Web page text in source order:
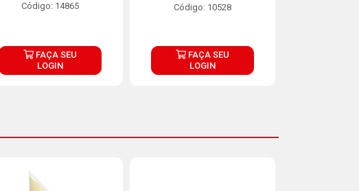
Código: 14865
FAÇA SEU
LOGIN
Código: 10528
FAÇA SEU
LOGIN